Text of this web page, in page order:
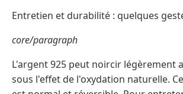
Entretien et durabilité : quelques
core/paragraph
L'argent 925 peut noircir légèrement
sous l'effet de l'oxydation naturelle.